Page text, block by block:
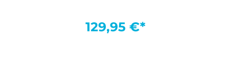
129,95 €*